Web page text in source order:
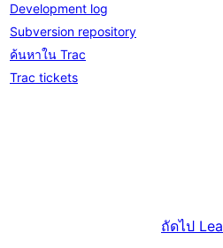
Development log
Subversion repository
ค้นหาใน Trac
Trac tickets
ถัดไป